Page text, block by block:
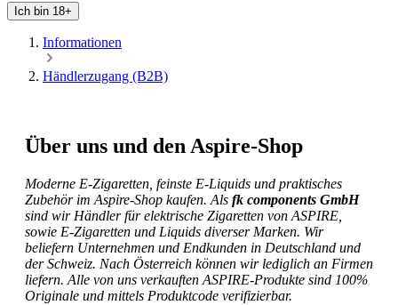
Ich bin 18+
Informationen
Händlerzugang (B2B)
Über uns und den Aspire-Shop
Moderne E-Zigaretten, feinste E-Liquids und praktisches
Zubehör im Aspire-Shop kaufen. Als fk components GmbH
sind wir Händler für elektrische Zigaretten von ASPIRE,
sowie E-Zigaretten und Liquids diverser Marken. Wir
beliefern Unternehmen und Endkunden in Deutschland und
der Schweiz. Nach Österreich können wir lediglich an Firmen
liefern. Alle von uns verkauften ASPIRE-Produkte sind 100%
Originale und mittels Produktcode verifizierbar.